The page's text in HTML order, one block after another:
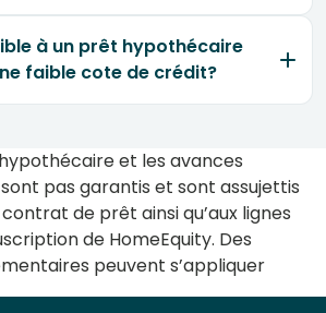
à un prêt hypothécaire
faible cote de crédit?
et les avances
pas garantis et sont assujettis
de prêt ainsi qu’aux lignes
de HomeEquity. Des
peuvent s’appliquer